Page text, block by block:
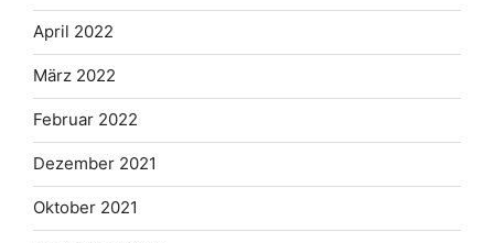
April 2022
März 2022
Februar 2022
Dezember 2021
Oktober 2021